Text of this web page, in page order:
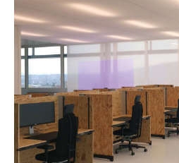
Wandleuchten
Outdoor-Leuchten
... alle Leuchten
Betten
Doppelbetten